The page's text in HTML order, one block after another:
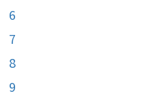
6
7
8
9